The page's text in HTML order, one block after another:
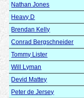
Nathan Jones
Heavy D
Brendan Kelly
Conrad Bergschneider
Tommy Lister
Will Lyman
Devid Mattey
Peter de Jersey